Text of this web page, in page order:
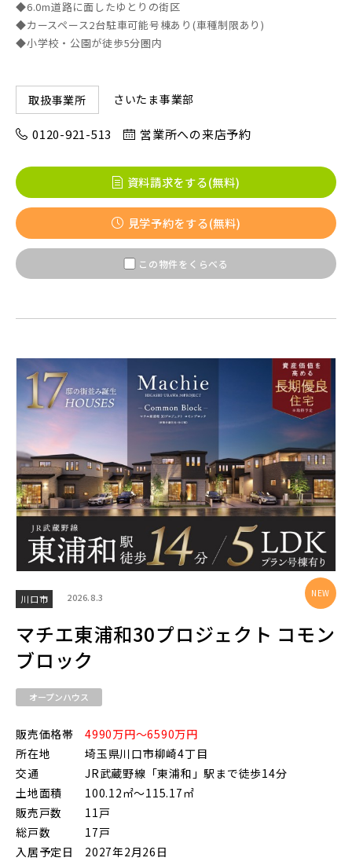
京成線
京成松戸線
京成成田スカイアクセス線
西武池袋線
西武新宿線
西武有楽町線
その他鉄道
東京メトロ有楽町線
土地面積50坪以上
20棟以上の大型分譲
ブランドを知る
◆6.0m道路に面したゆとりの街区
◆カースペース2台駐車可能号棟あり(車種制限あり)
◆小学校・公園が徒歩5分圏内
取扱事業所 さいたま事業部
0120-921-513 営業所への来店予約
資料請求をする(無料)
見学予約をする(無料)
この物件をくらべる
川口市 2026.8.3
マチエ東浦和30プロジェクト コモン
ブロック
オープンハウス
販売価格帯
4990万円～6590万円
所在地
埼玉県川口市柳崎4丁目
交通
JR武蔵野線「東浦和」駅まで徒歩14分
土地面積
100.12㎡～115.17㎡
販売戸数
11戸
総戸数
17戸
入居予定日
2027年2月26日